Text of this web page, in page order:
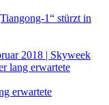
1“ stürzt in
2018 | Skyweek
lang erwartete
erwartete